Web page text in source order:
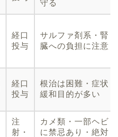
守る
経口
投与
サルファ剤系・腎
臓への負担に注意
経口
投与
根治は困難・症状
緩和目的が多い
注
射・
カメ類・一部ヘビ
に禁忌あり・絶対